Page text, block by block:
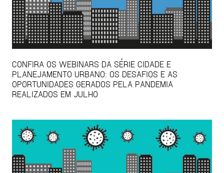
CONFIRA OS WEBINARS DA SÉRIE CIDADE E
PLANEJAMENTO URBANO: OS DESAFIOS E AS
OPORTUNIDADES GERADOS PELA PANDEMIA
REALIZADOS EM JULHO